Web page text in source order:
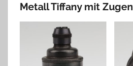
Metall Tiffany mit